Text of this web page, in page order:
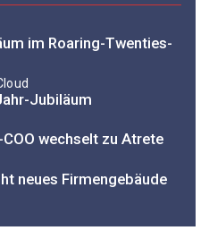
im Roaring-Twenties-
Jubiläum
wechselt zu Atrete
neues Firmengebäude